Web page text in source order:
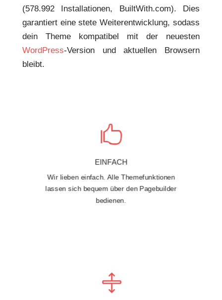
(578.992 Installationen, BuiltWith.com). Dies
garantiert eine stete Weiterentwicklung, sodass
dein Theme kompatibel mit der neuesten
WordPress-Version und aktuellen Browsern
bleibt.

EINFACH
Wir lieben einfach. Alle Themefunktionen
lassen sich bequem über den Pagebuilder
bedienen.
